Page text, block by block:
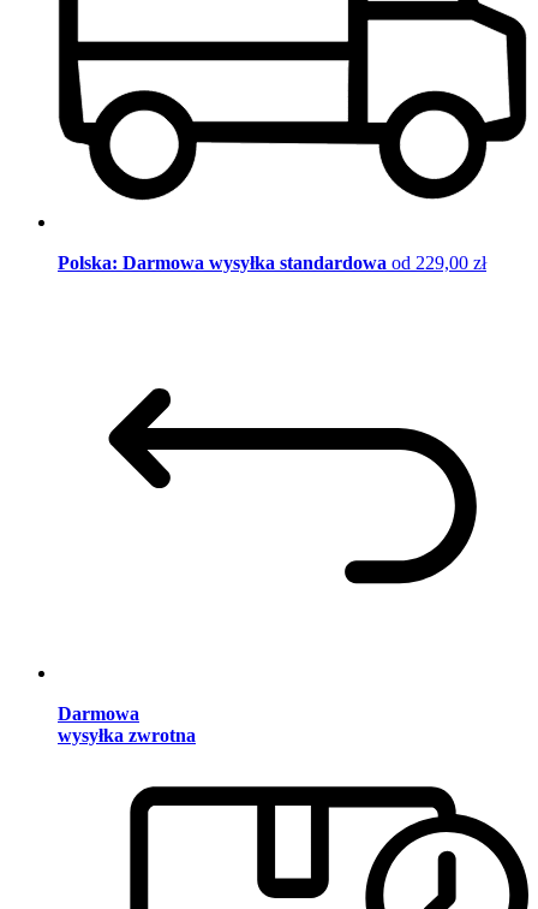
Polska: Darmowa wysyłka standardowa od 229,00 zł
Darmowa
wysyłka zwrotna